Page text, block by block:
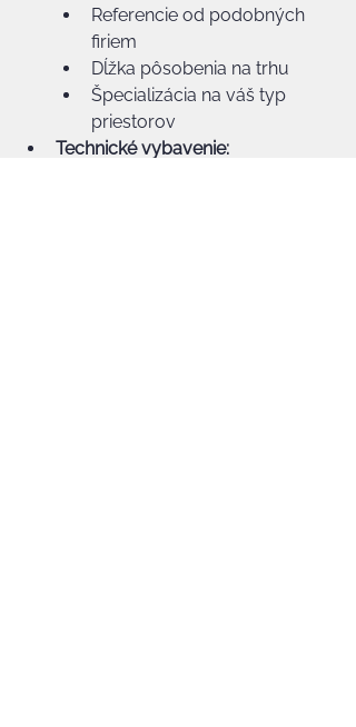
Referencie od podobných
firiem
Dĺžka pôsobenia na trhu
Špecializácia na váš typ
priestorov
Technické vybavenie: